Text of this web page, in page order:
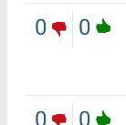
0
0